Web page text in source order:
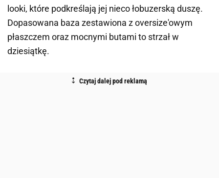
looki, które podkreślają jej nieco łobuzerską duszę.
Dopasowana baza zestawiona z oversize'owym
płaszczem oraz mocnymi butami to strzał w
dziesiątkę.